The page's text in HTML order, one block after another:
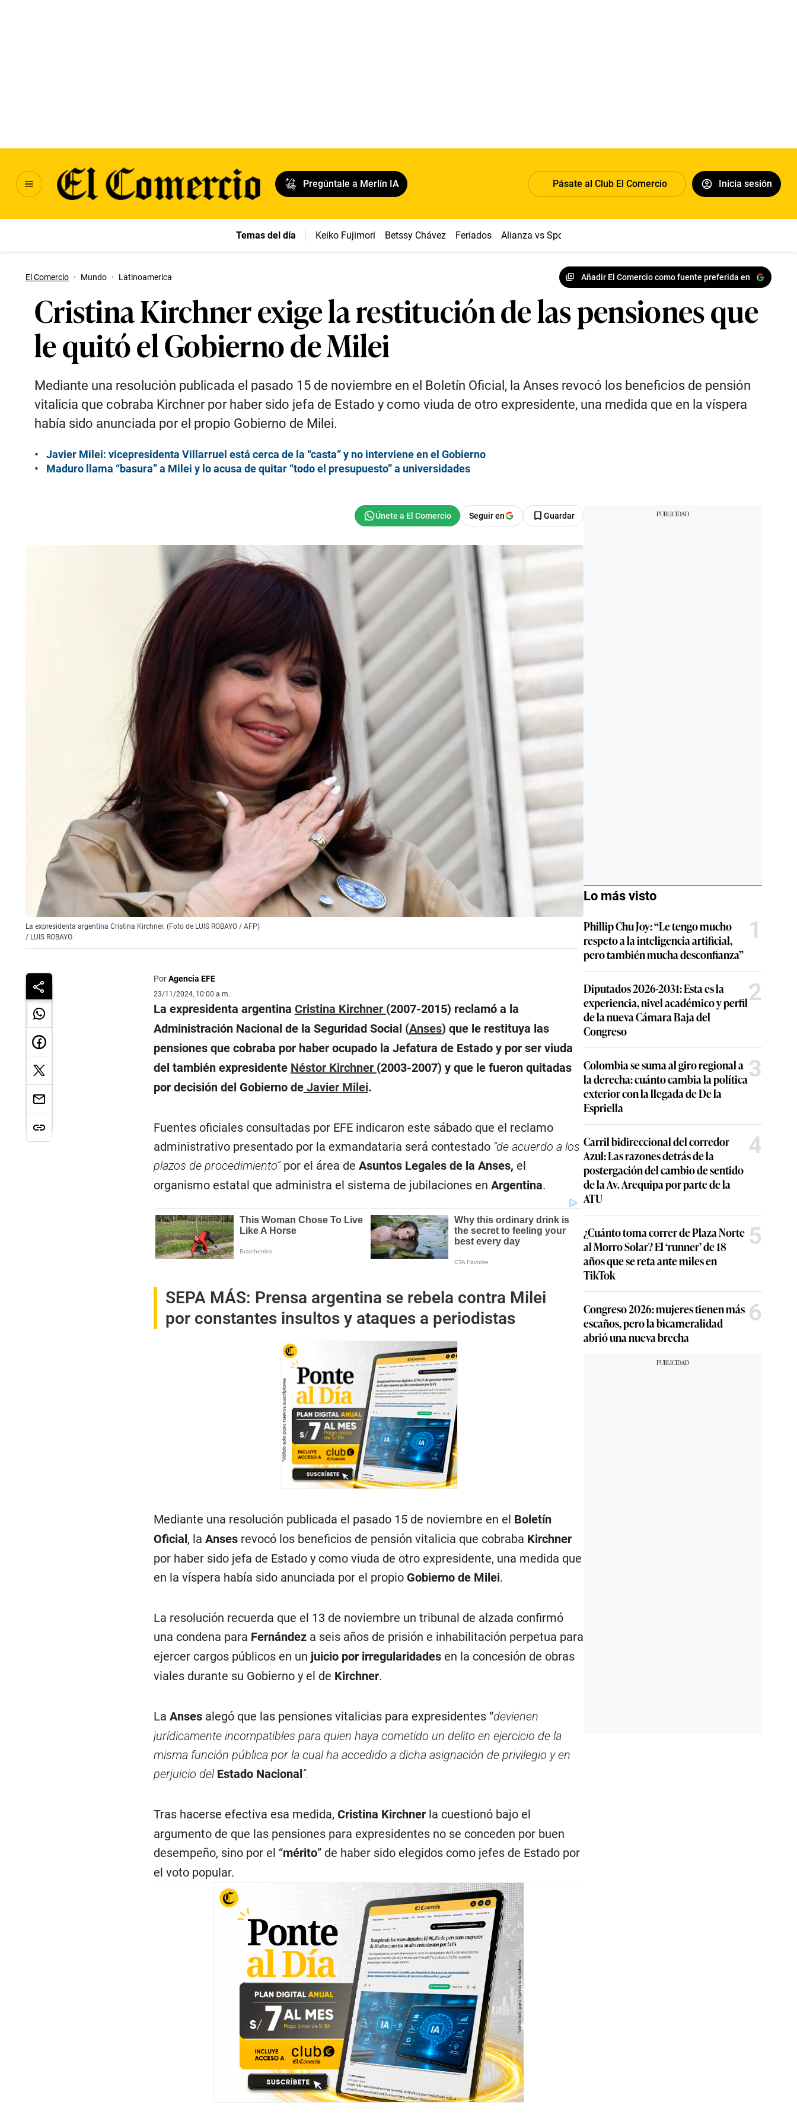
Pregúntale a Merlín IA Pásate al Club El Comercio Inicia sesión
Temas del día Keiko Fujimori Betssy Chávez Feriados Alianza vs Sport Boys
El Comercio · Mundo · Latinoamerica Añadir El Comercio como fuente preferida en
Cristina Kirchner exige la restitución de las pensiones que
le quitó el Gobierno de Milei
Mediante una resolución publicada el pasado 15 de noviembre en el Boletín Oficial, la Anses revocó los beneficios de pensión
vitalicia que cobraba Kirchner por haber sido jefa de Estado y como viuda de otro expresidente, una medida que en la víspera
había sido anunciada por el propio Gobierno de Milei.
Javier Milei: vicepresidenta Villarruel está cerca de la “casta” y no interviene en el Gobierno
Maduro llama “basura” a Milei y lo acusa de quitar “todo el presupuesto” a universidades
Seguir en Guardar
La expresidenta argentina Cristina Kirchner. (Foto de LUIS ROBAYO / AFP)
/ LUIS ROBAYO
PorAgencia EFE
23/11/2024, 10:00 a.m.
La expresidenta argentina Cristina Kirchner (2007-2015) reclamó a la
Administración Nacional de la Seguridad Social (Anses) que le restituya las
pensiones que cobraba por haber ocupado la Jefatura de Estado y por ser viuda
del también expresidente Néstor Kirchner (2003-2007) y que le fueron quitadas
por decisión del Gobierno deJavier Milei.
Fuentes oficiales consultadas por EFE indicaron este sábado que el reclamo
administrativo presentado por la exmandataria será contestado “de acuerdo a los
plazos de procedimiento” por el área de Asuntos Legales de la Anses, el
organismo estatal que administra el sistema de jubilaciones en Argentina.
SEPA MÁS: Prensa argentina se rebela contra Milei
por constantes insultos y ataques a periodistas
Mediante una resolución publicada el pasado 15 de noviembre en el Boletín
Oficial, la Anses revocó los beneficios de pensión vitalicia que cobraba Kirchner
por haber sido jefa de Estado y como viuda de otro expresidente, una medida que
en la víspera había sido anunciada por el propio Gobierno de Milei.
La resolución recuerda que el 13 de noviembre un tribunal de alzada confirmó
una condena para Fernández a seis años de prisión e inhabilitación perpetua para
ejercer cargos públicos en un juicio por irregularidades en la concesión de obras
viales durante su Gobierno y el de Kirchner.
La Anses alegó que las pensiones vitalicias para expresidentes “devienen
jurídicamente incompatibles para quien haya cometido un delito en ejercicio de la
misma función pública por la cual ha accedido a dicha asignación de privilegio y en
perjuicio del Estado Nacional”.
Tras hacerse efectiva esa medida, Cristina Kirchner la cuestionó bajo el
argumento de que las pensiones para expresidentes no se conceden por buen
desempeño, sino por el “mérito” de haber sido elegidos como jefes de Estado por
el voto popular.
Lo más visto
Phillip Chu Joy: “Le tengo mucho
respeto a la inteligencia artificial,
pero también mucha desconfianza”
1
Diputados 2026-2031: Esta es la
experiencia, nivel académico y perfil
de la nueva Cámara Baja del
Congreso
2
Colombia se suma al giro regional a
la derecha: cuánto cambia la política
exterior con la llegada de De la
Espriella
3
Carril bidireccional del corredor
Azul: Las razones detrás de la
postergación del cambio de sentido
de la Av. Arequipa por parte de la
ATU
4
¿Cuánto toma correr de Plaza Norte
al Morro Solar? El ‘runner’ de 18
años que se reta ante miles en
TikTok
5
Congreso 2026: mujeres tienen más
escaños, pero la bicameralidad
abrió una nueva brecha
6